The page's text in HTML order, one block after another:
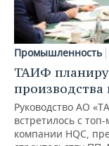
Промышленность
ТАИФ
Руководство АО
встретилось с
компании HQC,